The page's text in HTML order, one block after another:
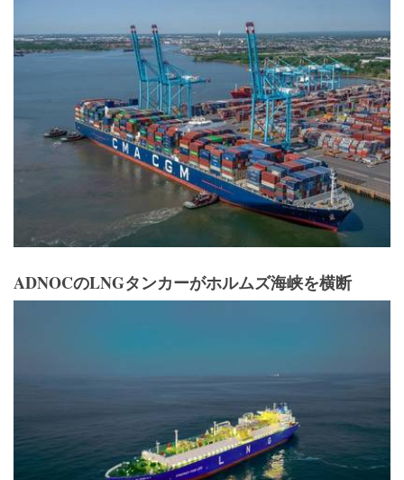
ADNOCのLNGタンカーがホルムズ海峡を横断